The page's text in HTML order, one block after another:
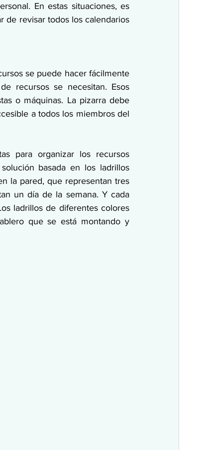
En estas situaciones, es
de revisar todos los calendarios
se puede hacer fácilmente
recursos se necesitan. Esos
o máquinas. La pizarra debe
a todos los miembros del
para organizar los recursos
basada en los ladrillos
la pared, que representan tres
un día de la semana. Y cada
ladrillos de diferentes colores
que se está montando y